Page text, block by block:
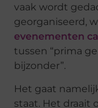
vaak wordt
georganiseerd,
evenementen
tussen “prima
bijzonder”.
Het gaat
staat. Het draait